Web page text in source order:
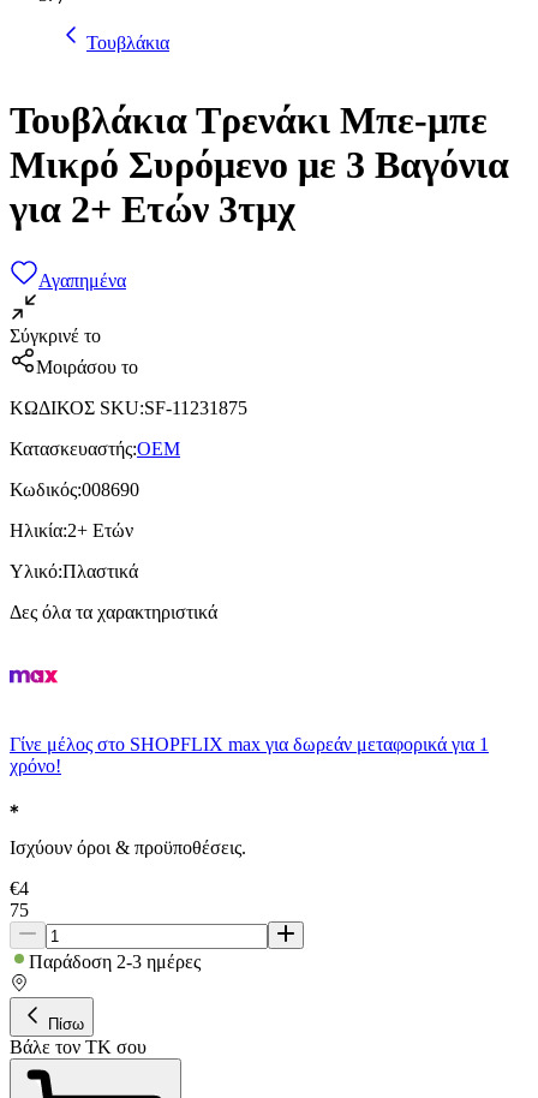
Τουβλάκια
Τουβλάκια Τρενάκι Μπε-μπε
Μικρό Συρόμενο με 3 Βαγόνια
για 2+ Ετών 3τμχ
Αγαπημένα
Σύγκρινέ το
Μοιράσου το
ΚΩΔΙΚΟΣ SKU:SF-11231875
Κατασκευαστής:OEM
Κωδικός:008690
Ηλικία:2+ Ετών
Υλικό:Πλαστικά
Δες όλα τα χαρακτηριστικά
Γίνε μέλος στο SHOPFLIX max για δωρεάν μεταφορικά για 1
χρόνο!
Ισχύουν όροι & προϋποθέσεις.
€4
75
Παράδοση 2-3 ημέρες
Πίσω
Βάλε τον ΤΚ σου